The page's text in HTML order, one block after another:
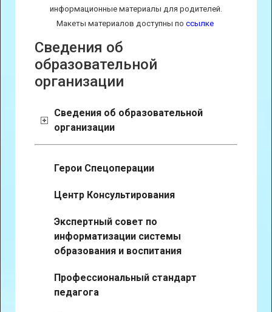
информационные материалы для родителей.
Макеты материалов доступны по ссылке
Сведения об
образовательной
организации
Сведения об образовательной
организации
Герои Спецоперации
Центр Консультирования
Экспертный совет по
информатизации системы
образования и воспитания
Профессиональный стандарт
педагога